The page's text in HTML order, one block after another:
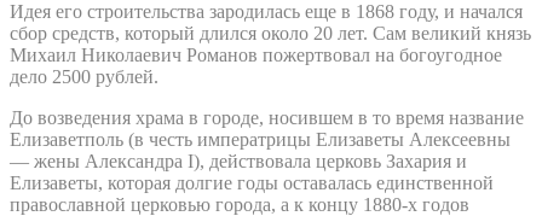
Идея его строительства зародилась еще в 1868 году, и начался
сбор средств, который длился около 20 лет. Сам великий князь
Михаил Николаевич Романов пожертвовал на богоугодное
дело 2500 рублей.
До возведения храма в городе, носившем в то время название
Елизаветполь (в честь императрицы Елизаветы Алексеевны
— жены Александра I), действовала церковь Захария и
Елизаветы, которая долгие годы оставалась единственной
православной церковью города, а к концу 1880-х годов